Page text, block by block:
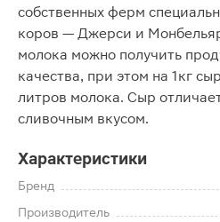
собственных ферм
коров — Джерси и
молока можно получить
качества, при этом на 1кг
литров молока. Сыр
сливочным вкусом.
Характеристики
Бренд
Производитель